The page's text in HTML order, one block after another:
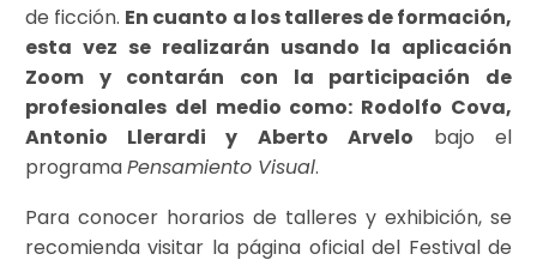
de ficción. En cuanto a los talleres de formación,
esta vez se realizarán usando la aplicación
Zoom y contarán con la participación de
profesionales del medio como: Rodolfo Cova,
Antonio Llerardi y Aberto Arvelo bajo el
programaPensamiento Visual.
Para conocer horarios de talleres y exhibición, se
recomienda visitar la página oficial del Festival de